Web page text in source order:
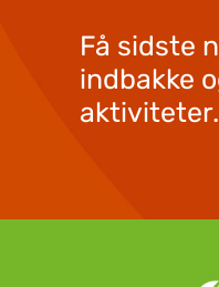
Få sidste
indbakke
aktiviteter.